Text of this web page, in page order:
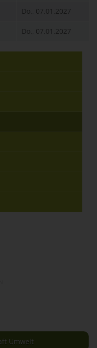
Do., 07.01.2027
Do., 07.01.2027
Umwelt